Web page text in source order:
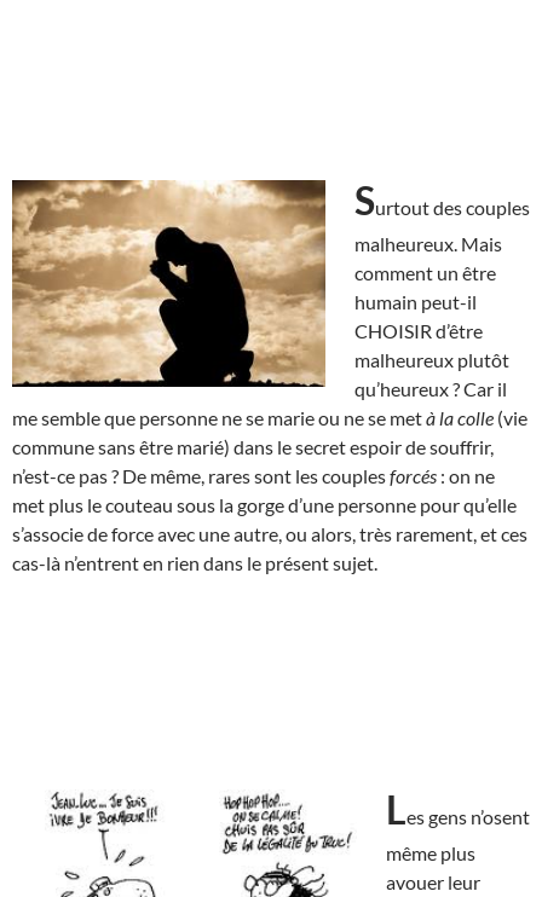
Surtout des couples
malheureux. Mais
comment un être
humain peut-il
CHOISIR d’être
malheureux plutôt
qu’heureux ? Car il
me semble que personne ne se marie ou ne se metà la colle (vie
commune sans être marié) dans le secret espoir de souffrir,
n’est-ce pas ? De même, rares sont les couplesforcés : on ne
met plus le couteau sous la gorge d’une personne pour qu’elle
s’associe de force avec une autre, ou alors, très rarement, et ces
cas-là n’entrent en rien dans le présent sujet.
Les gens n’osent
même plus
avouer leur